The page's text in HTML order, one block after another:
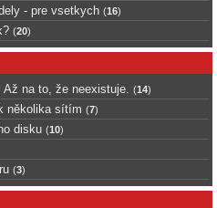
- pre vsetkych (16)
(20)
na to, že neexistuje. (14)
několika sítím (7)
disku (10)
(3)